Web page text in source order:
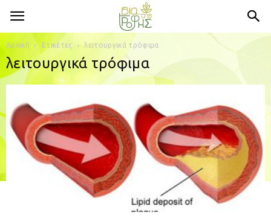
Αρχική Ετικέτες λειτουργικά τρόφιμα
λειτουργικά τρόφιμα